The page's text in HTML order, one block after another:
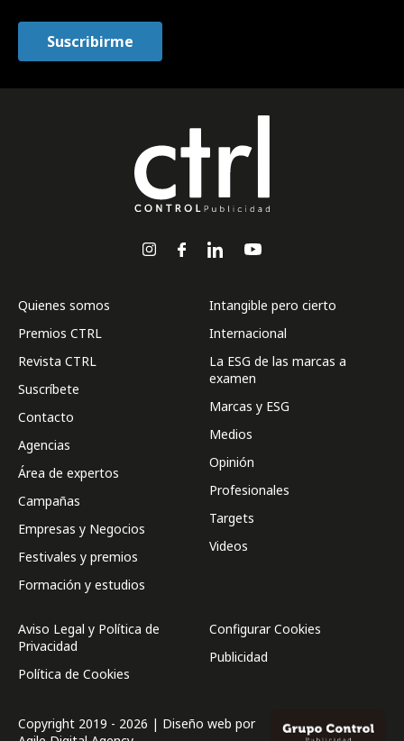
Quienes somos
Premios CTRL
Revista CTRL
Suscríbete
Contacto
Agencias
Área de expertos
Campañas
Empresas y Negocios
Festivales y premios
Formación y estudios
Intangible pero cierto
Internacional
La ESG de las marcas a
examen
Marcas y ESG
Medios
Opinión
Profesionales
Targets
Videos
Aviso Legal y Política de
Privacidad
Política de Cookies
Configurar Cookies
Publicidad
Copyright 2019 - 2026 | Diseño web por